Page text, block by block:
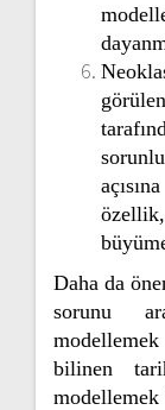
Daha da
sorunu
bilinen